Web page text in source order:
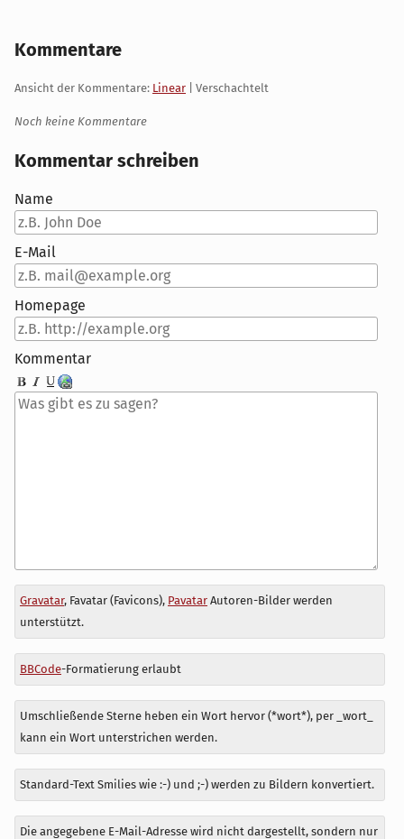
Kommentare
Ansicht der Kommentare: Linear | Verschachtelt
Noch keine Kommentare
Kommentar schreiben
Name
E-Mail
Homepage
Kommentar
Antwort
zu
Gravatar, Favatar (Favicons), PavatarAutoren-Bilder werden
unterstützt.
BBCode-Formatierung erlaubt
Umschließende Sterne heben ein Wort hervor (*wort*), per _wort_
kann ein Wort unterstrichen werden.
Standard-Text Smilies wie :-) und ;-) werden zu Bildern konvertiert.
Die angegebene E-Mail-Adresse wird nicht dargestellt, sondern nur